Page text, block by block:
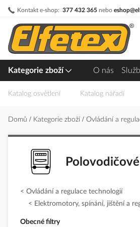
Kontakt e-shop: 377 432 365 nebo
Přejít
obsah
Kategorie zboží O nás
Katalog osvětlení Katalog nářadí
Domů Kategorie zboží Ovládání a
Ovládání a regulace technologií
Elektromotory, spínání, jištění a
Obecné filtry